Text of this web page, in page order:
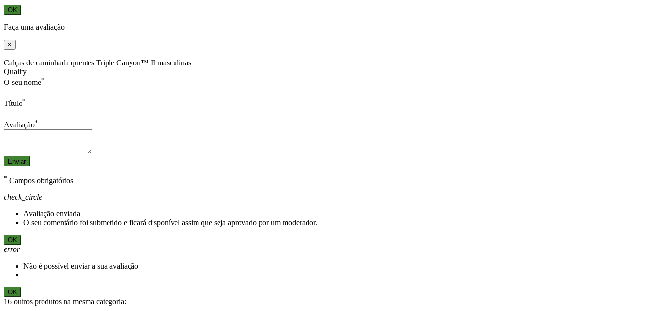
OK
Faça uma avaliação
×
Calças de caminhada quentes Triple Canyon™ II masculinas
Quality
O seu nome*
Título*
Avaliação*
Enviar
* Campos obrigatórios
check_circle
Avaliação enviada
O seu comentário foi submetido e ficará disponível assim que seja aprovado por um moderador.
OK
error
Não é possível enviar a sua avaliação
OK
16 outros produtos na mesma categoria: